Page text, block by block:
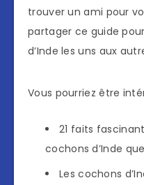
trouver un ami pour
partager ce guide
d’Inde les uns aux
Vous pourriez être
21 faits
cochons d’Inde
Les cochons